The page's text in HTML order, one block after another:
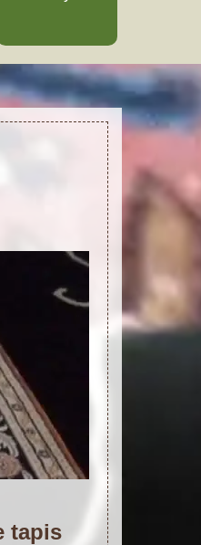
tapis